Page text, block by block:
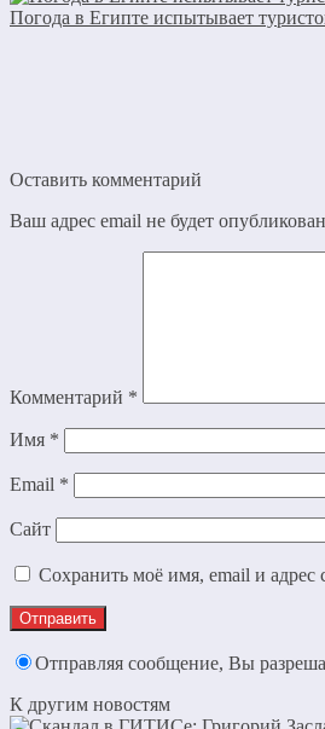
Погода в Египте испытывает
Оставить комментарий
Ваш адрес email не будет
Комментарий *
Имя *
Email *
Сайт
Сохранить моё имя, email и адрес
Отправляя сообщение, Вы
К другим новостям